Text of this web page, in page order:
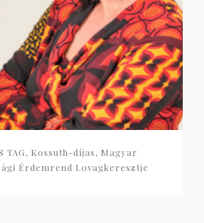
TAG, Kossuth-díjas, Magyar
Érdemrend Lovagkeresztje